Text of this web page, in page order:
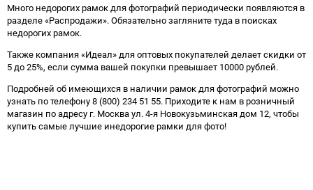
Много недорогих рамок для фотографий периодически появляются в
разделе «Распродажи». Обязательно загляните туда в поисках
недорогих рамок.
Также компания «Идеал» для оптовых покупателей делает скидки от
5 до 25%, если сумма вашей покупки превышает 10000 рублей.
Подробней об имеющихся в наличии рамок для фотографий можно
узнать по телефону 8 (800) 234 51 55. Приходите к нам в розничный
магазин по адресу г. Москва ул. 4-я Новокузьминская дом 12, чтобы
купить самые лучшие инедорогие рамки для фото!